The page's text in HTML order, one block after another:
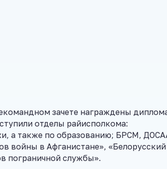
зачете награждены
отделы райисполкома:
а также по образованию; БРСМ,
войны в Афганистане», «Белорусский
пограничной службы».